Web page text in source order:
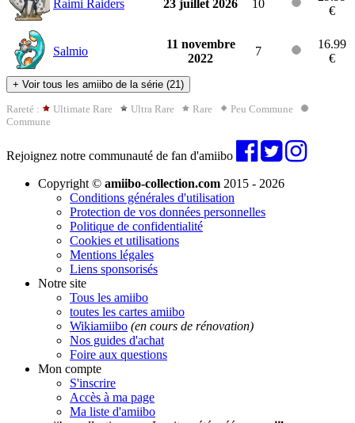
Raimi Raiders 23 juillet 2026 10
€
Salmio
11 novembre
2022
7
16.99
€
+ Voir tous les amiibo de la série (21)
Rareté : Ultimate Rare Ultra Rare Rare
Peu Commune
Commune
Rejoignez notre communauté de fan d'amiibo
Copyright © amiibo-collection.com 2015 - 2026
Conditions générales d'utilisation
Protection de vos données personnelles
Politique de confidentialité
Cookies et utilisations
Mentions légales
Liens sponsorisés
Notre site
Tous les amiibo
toutes les cartes amiibo
Wikiamiibo (en cours de rénovation)
Nos guides d'achat
Foire aux questions
Mon compte
S'inscrire
Accès à ma page
Ma liste d'amiibo